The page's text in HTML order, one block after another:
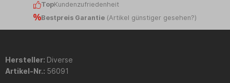
TopKundenzufriedenheit
Bestpreis Garantie (Artikel günstiger gesehen?)
Hersteller: Diverse
Artikel-Nr.: 56091